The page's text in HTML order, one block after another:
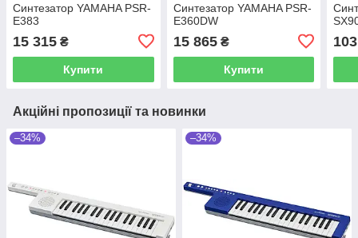
Синтезатор YAMAHA PSR-
E383
15 315 ₴
Купити
Синтезатор YAMAHA PSR-
E360DW
15 865₴
Купити
Акційні пропозиції та новинки
–34% –34%